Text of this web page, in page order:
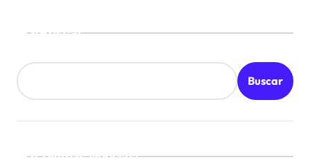
Buscar
Buscar
¡Ultimas Noticias!